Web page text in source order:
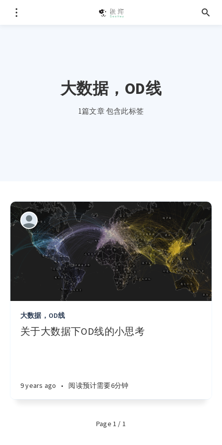
大数据，OD线
1篇文章 包含此标签
大数据，OD线
关于大数据下OD线的小思考
9 years ago • 阅读预计需要6分钟
Page 1 / 1